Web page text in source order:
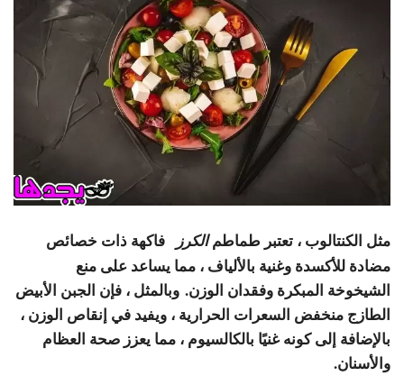
مثل الكنتالوب ، تعتبر طماطمالكرز
فاكهة ذات خصائص
مضادة للأكسدة وغنية بالألياف ، مما يساعد على منع
الشيخوخة المبكرة وفقدان الوزن. وبالمثل ، فإن الجبن الأبيض
الطازج منخفض السعرات الحرارية ، ويفيد في إنقاص الوزن ،
بالإضافة إلى كونه غنيًا بالكالسيوم ، مما يعزز صحة العظام
والأسنان.